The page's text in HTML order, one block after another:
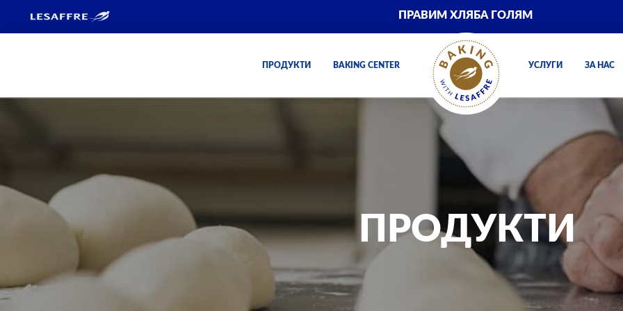
ПРАВИМ ХЛЯБА ГОЛЯМ
ПРОДУКТИ BAKING CENTER УСЛУГИ ЗА НАС
ПРОДУКТИ